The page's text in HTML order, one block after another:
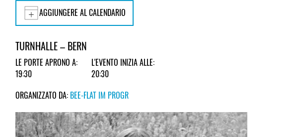
AGGIUNGERE AL CALENDARIO
TURNHALLE – BERN
LE PORTE APRONO A:
19:30
L'EVENTO INIZIA ALLE:
20:30
ORGANIZZATO DA: BEE-FLAT IM PROGR